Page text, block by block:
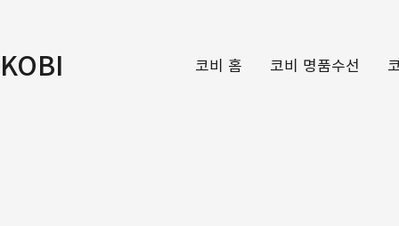
KOBI 코비 홈 코비 명품수선